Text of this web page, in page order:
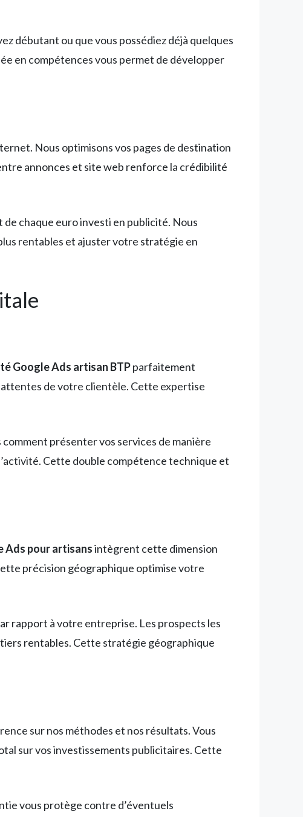
débutant ou que vous possédiez déjà quelques
en compétences vous permet de développer
Nous optimisons vos pages de destination
annonces et site web renforce la crédibilité
chaque euro investi en publicité. Nous
rentables et ajuster votre stratégie en
Google Ads artisan BTPparfaitement
de votre clientèle. Cette expertise
comment présenter vos services de manière
Cette double compétence technique et
Ads pour artisansintègrent cette dimension
précision géographique optimise votre
rapport à votre entreprise. Les prospects les
rentables. Cette stratégie géographique
sur nos méthodes et nos résultats. Vous
sur vos investissements publicitaires. Cette
vous protège contre d’éventuels